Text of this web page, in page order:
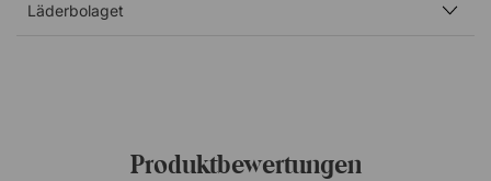
ein Material, das Nachhaltigkeit mit Premiumqualität
Läderbolaget
Produktbewertungen